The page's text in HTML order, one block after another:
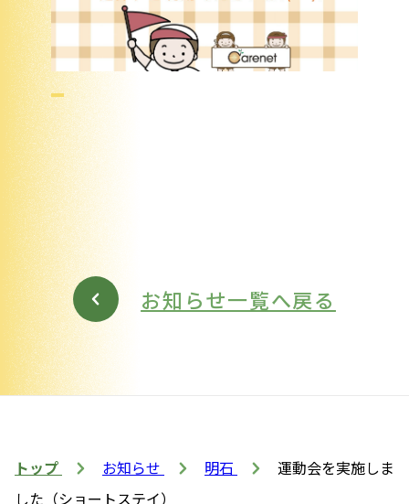
お知らせ一覧へ戻る
トップ お知らせ 明石
運動会を実施しま
した（ショートステイ）